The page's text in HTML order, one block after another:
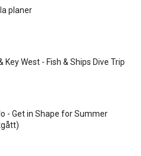
planer
Key West - Fish & Ships Dive Trip
- Get in Shape for Summer